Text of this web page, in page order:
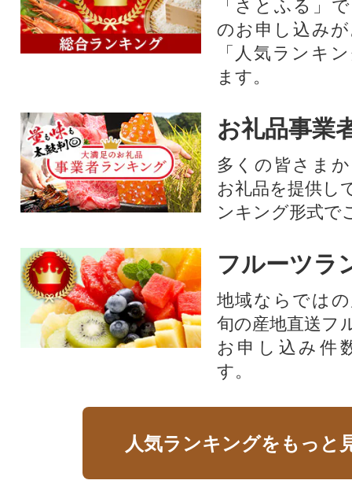
「さとふる」
のお申し込み
「人気ランキ
ます。
お礼品事業
多くの皆さま
お礼品を提供し
ンキング形式で
フルーツラ
地域ならでは
旬の産地直送フ
お申し込み件
す。
人気ランキングをもっと